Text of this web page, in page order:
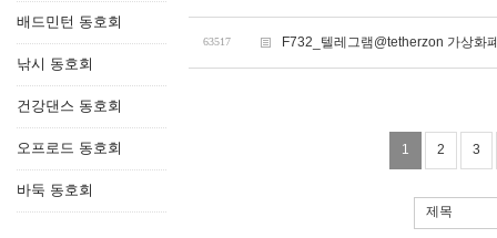
배드민턴 동호회
낚시 동호회
건강댄스 동호회
오프로드 동호회
바둑 동호회
63517 F732_텔레그램@tetherzon 가상화
1 2 3
제목